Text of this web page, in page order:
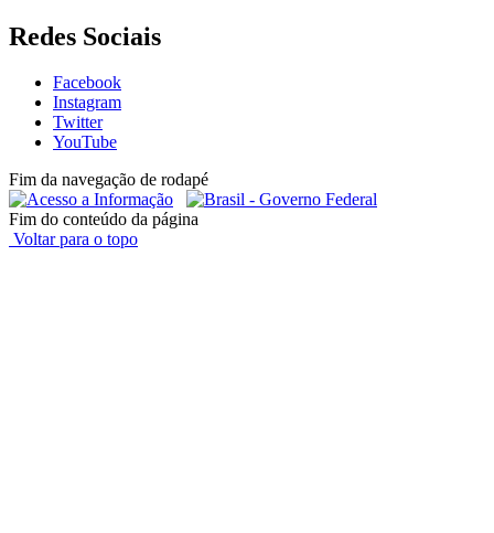
Redes Sociais
Facebook
Instagram
Twitter
YouTube
Fim da navegação de rodapé
Fim do conteúdo da página
Voltar para o topo